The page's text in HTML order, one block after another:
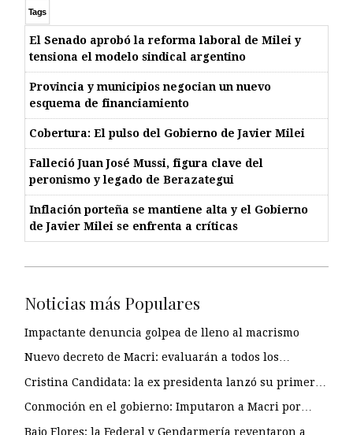
Tags
El Senado aprobó la reforma laboral de Milei y
tensiona el modelo sindical argentino
Provincia y municipios negocian un nuevo
esquema de financiamiento
Cobertura: El pulso del Gobierno de Javier Milei
Falleció Juan José Mussi, figura clave del
peronismo y legado de Berazategui
Inflación porteña se mantiene alta y el Gobierno
de Javier Milei se enfrenta a críticas
Noticias más Populares
Impactante denuncia golpea de lleno al macrismo
Nuevo decreto de Macri: evaluarán a todos los…
Cristina Candidata: la ex presidenta lanzó su primer…
Conmoción en el gobierno: Imputaron a Macri por…
Bajo Flores: la Federal y Gendarmería reventaron a…